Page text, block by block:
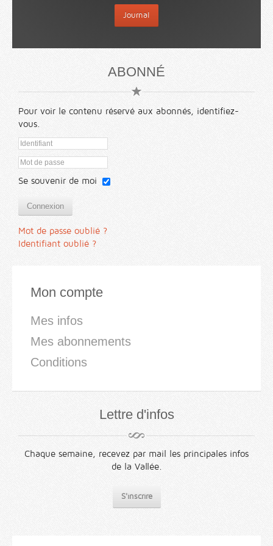
Journal
ABONNÉ
Pour voir le contenu réservé aux abonnés, identifiez-
vous.
Se souvenir de moi
Connexion
Mot de passe oublié ?
Identifiant oublié ?
Mon compte
Mes infos
Mes abonnements
Conditions
Lettre d'infos
Chaque semaine, recevez par mail les principales infos
de la Vallée.
S'inscrire